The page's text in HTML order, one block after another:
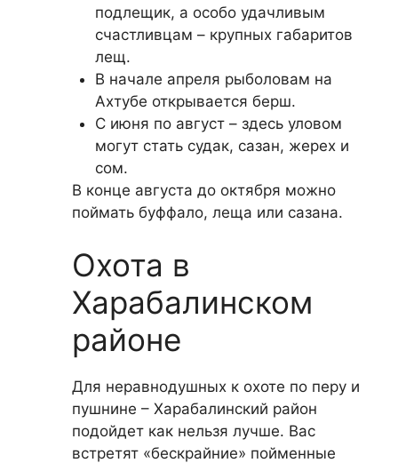
подлещик, а особо удачливым
счастливцам – крупных габаритов
лещ.
В начале апреля рыболовам на
Ахтубе открывается берш.
С июня по август – здесь уловом
могут стать судак, сазан, жерех и
сом.
В конце августа до октября можно
поймать буффало, леща или сазана.
Охота в
Харабалинском
районе
Для неравнодушных к охоте по перу и
пушнине – Харабалинский район
подойдет как нельзя лучше. Вас
встретят «бескрайние» пойменные